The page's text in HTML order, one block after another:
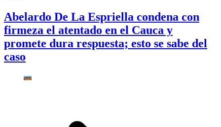
Abelardo De La Espriella condena con
firmeza el atentado en el Cauca y
promete dura respuesta; esto se sabe del
caso